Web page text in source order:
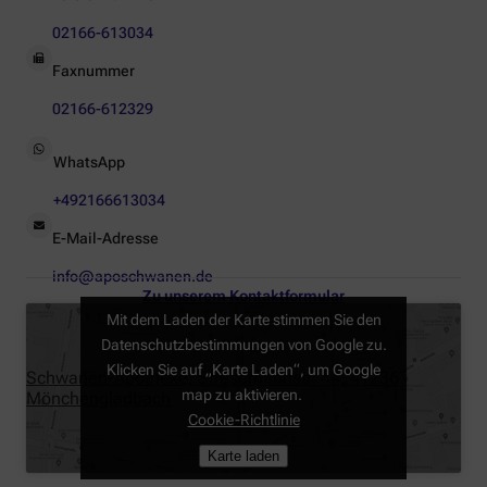
02166-613034
Faxnummer
02166-612329
WhatsApp
+492166613034
E-Mail-Adresse
info@aposchwanen.de
Zu unserem Kontaktformular
Schwanen-Apotheke, Stresemannstr. 44, 41236
Mönchengladbach
Mit dem Laden der Karte stimmen Sie den
Datenschutzbestimmungen von Google zu.
Klicken Sie auf „Karte Laden“, um Google
map zu aktivieren.
Cookie-Richtlinie
Karte laden